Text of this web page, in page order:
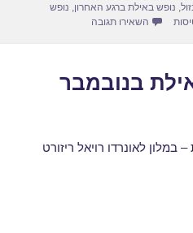
נופש באילת ברגע האחרון נופש
השאירו תגובה
בנובמבר
לאונרדו רויאל ריזורט